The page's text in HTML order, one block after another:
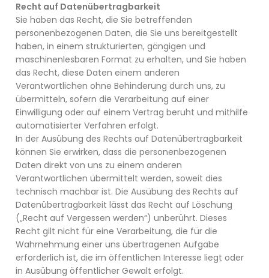
Recht auf Datenübertragbarkeit
Sie haben das Recht, die Sie betreffenden
personenbezogenen Daten, die Sie uns bereitgestellt
haben, in einem strukturierten, gängigen und
maschinenlesbaren Format zu erhalten, und Sie haben
das Recht, diese Daten einem anderen
Verantwortlichen ohne Behinderung durch uns, zu
übermitteln, sofern die Verarbeitung auf einer
Einwilligung oder auf einem Vertrag beruht und mithilfe
automatisierter Verfahren erfolgt.
In der Ausübung des Rechts auf Datenübertragbarkeit
können Sie erwirken, dass die personenbezogenen
Daten direkt von uns zu einem anderen
Verantwortlichen übermittelt werden, soweit dies
technisch machbar ist. Die Ausübung des Rechts auf
Datenübertragbarkeit lässt das Recht auf Löschung
(„Recht auf Vergessen werden“) unberührt. Dieses
Recht gilt nicht für eine Verarbeitung, die für die
Wahrnehmung einer uns übertragenen Aufgabe
erforderlich ist, die im öffentlichen Interesse liegt oder
in Ausübung öffentlicher Gewalt erfolgt.